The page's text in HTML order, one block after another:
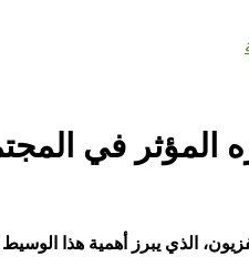
المؤثر في
الذي يبرز أهمية هذا